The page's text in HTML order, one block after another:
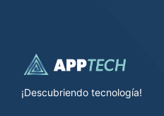
¡Descubriendo tecnología!